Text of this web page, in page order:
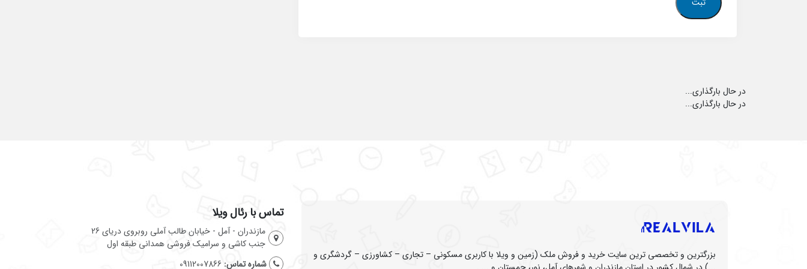
در حال بارگذاری...
در حال بارگذاری...
بزرگترین و تخصصی ترین سایت خرید و فروش ملک (زمین و ویلا با کاربری مسکونی – تجاری – کشاورزی – گردشگری و
تماس با رئال ویلا
مازندران - آمل - خیابان طالب آملی روبروی دریای 26
جنب کاشی و سرامیک فروشی همدانی طبقه اول
شماره تماس: 09112007866